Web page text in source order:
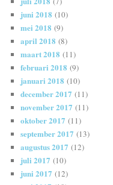
juni 2018 (10)
mei 2018 (9)
april 2018 (8)
maart 2018 (11)
februari 2018 (9)
januari 2018 (10)
december 2017 (11)
november 2017 (11)
oktober 2017 (11)
september 2017 (13)
augustus 2017 (12)
juli 2017 (10)
juni 2017 (12)